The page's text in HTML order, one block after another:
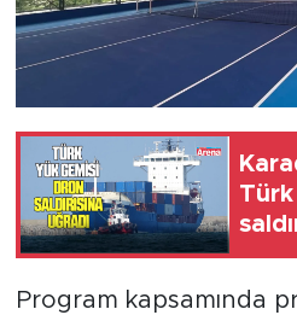
Program kapsamında